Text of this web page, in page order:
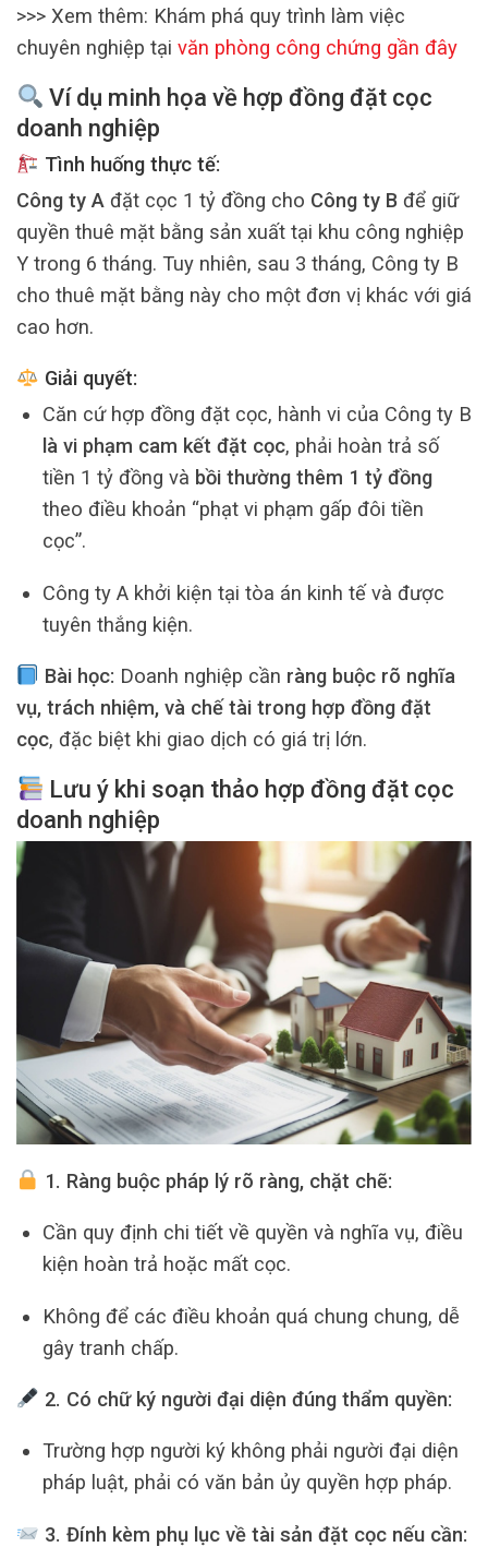
>>> Xem thêm: Khám phá quy trình làm việc
chuyên nghiệp tại văn phòng công chứng gần đây
Ví dụ minh họa về hợp đồng đặt cọc
doanh nghiệp
Tình huống thực tế:
Công ty A đặt cọc 1 tỷ đồng cho Công ty B để giữ
quyền thuê mặt bằng sản xuất tại khu công nghiệp
Y trong 6 tháng. Tuy nhiên, sau 3 tháng, Công ty B
cho thuê mặt bằng này cho một đơn vị khác với giá
cao hơn.
Giải quyết:
Căn cứ hợp đồng đặt cọc, hành vi của Công ty B
là vi phạm cam kết đặt cọc, phải hoàn trả số
tiền 1 tỷ đồng và bồi thường thêm 1 tỷ đồng
theo điều khoản “phạt vi phạm gấp đôi tiền
cọc”.
Công ty A khởi kiện tại tòa án kinh tế và được
tuyên thắng kiện.
Bài học: Doanh nghiệp cần ràng buộc rõ nghĩa
vụ, trách nhiệm, và chế tài trong hợp đồng đặt
cọc, đặc biệt khi giao dịch có giá trị lớn.
Lưu ý khi soạn thảo hợp đồng đặt cọc
doanh nghiệp
1. Ràng buộc pháp lý rõ ràng, chặt chẽ:
Cần quy định chi tiết về quyền và nghĩa vụ, điều
kiện hoàn trả hoặc mất cọc.
Không để các điều khoản quá chung chung, dễ
gây tranh chấp.
2. Có chữ ký người đại diện đúng thẩm quyền:
Trường hợp người ký không phải người đại diện
pháp luật, phải có văn bản ủy quyền hợp pháp.
3. Đính kèm phụ lục về tài sản đặt cọc nếu cần: